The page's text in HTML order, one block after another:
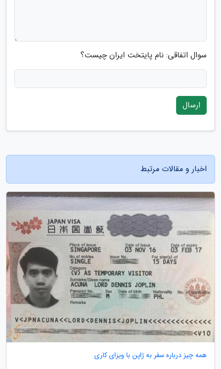
سوال اتفاقی: نام پایتخت ایران چیست؟
ارسال
اخبار و مقالات مرتبط
همه چیز درباره سفر به ژاپن با ویزای کاری